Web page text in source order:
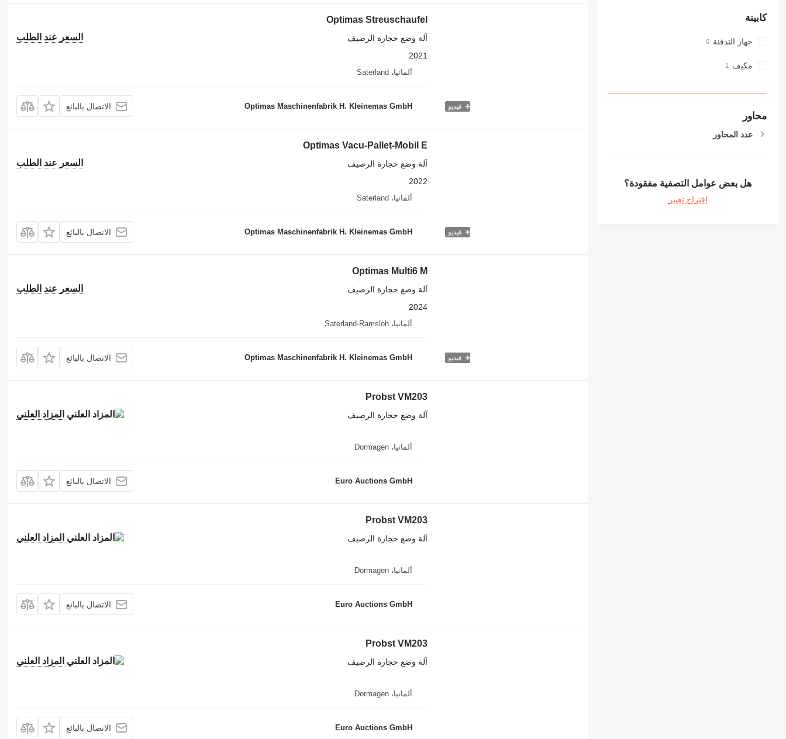
كابينة
جهاز التدفئة
مكيف
محاور
عدد المحاور
هل بعض عوامل التصفية مفقودة؟
اقتراح تغيير
فيديو
Optimas Streuschaufel
السعر عند الطلب
آلة وضع حجارة الرصيف
2021
ألمانيا، Saterland
Optimas Maschinenfabrik H. Kleinemas GmbH الاتصال بالبائع
فيديو
Optimas Vacu-Pallet-Mobil E
السعر عند الطلب
آلة وضع حجارة الرصيف
2022
ألمانيا، Saterland
Optimas Maschinenfabrik H. Kleinemas GmbH الاتصال بالبائع
فيديو
Optimas Multi6 M
السعر عند الطلب
آلة وضع حجارة الرصيف
2024
ألمانيا، Saterland-Ramsloh
Optimas Maschinenfabrik H. Kleinemas GmbH الاتصال بالبائع
Probst VM203
المزاد العلني
آلة وضع حجارة الرصيف
ألمانيا، Dormagen
Euro Auctions GmbH الاتصال بالبائع
Probst VM203
المزاد العلني
آلة وضع حجارة الرصيف
ألمانيا، Dormagen
Euro Auctions GmbH الاتصال بالبائع
Probst VM203
المزاد العلني
آلة وضع حجارة الرصيف
ألمانيا، Dormagen
Euro Auctions GmbH الاتصال بالبائع